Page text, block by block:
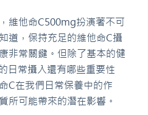
維他命C500mg扮演著不可
道，保持充足的維他命C攝
非常關鍵。但除了基本的健
日常攝入還有哪些重要性
C在我們日常保養中的作
所可能帶來的潛在影響。